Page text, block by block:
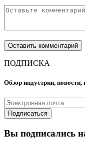
ПОДПИСКА
Обзор индустрии,
Вы подписались